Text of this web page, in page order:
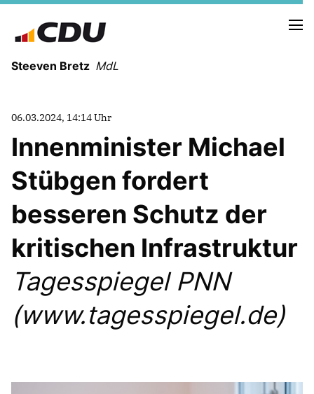
Steeven Bretz MdL
VITA
WAHLKREISBESUCHE
PRESSEFOTOS
MEIN BÜRGERBÜRO
MEIN WAHLKREIS
ZIELE
Redebeiträge
Anträge CDU
CDU Deutschland
06.03.2024, 14:14 Uhr
Innenminister Michael
Stübgen fordert
besseren Schutz der
kritischen Infrastruktur
Tagesspiegel PNN
(www.tagesspiegel.de)